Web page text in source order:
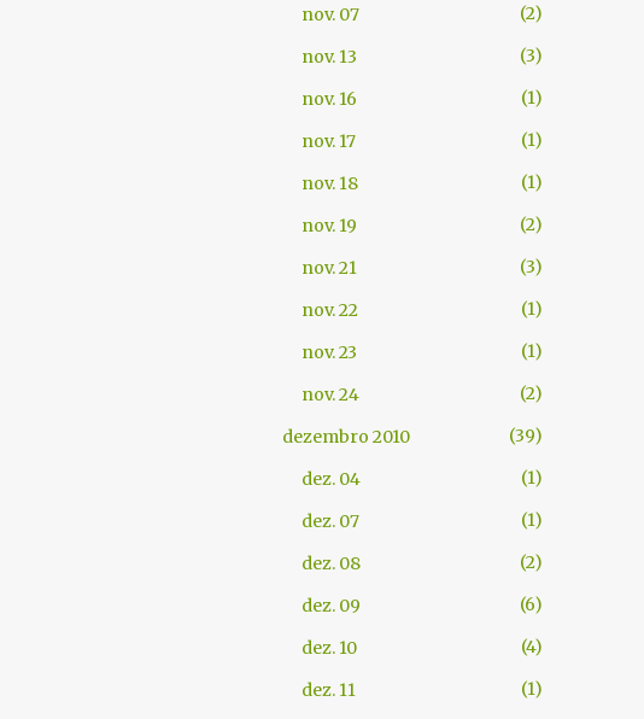
nov. 07
2
nov. 13
3
nov. 16
1
nov. 17
1
nov. 18
1
nov. 19
2
nov. 21
3
nov. 22
1
nov. 23
1
nov. 24
2
dezembro 2010
39
dez. 04
1
dez. 07
1
dez. 08
2
dez. 09
6
dez. 10
4
dez. 11
1